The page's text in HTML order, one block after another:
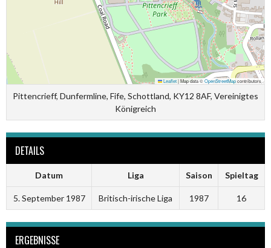
Leaflet|Map data ©OpenStreetMapcontributors
Pittencrieff, Dunfermline, Fife, Schottland, KY12 8AF, Vereinigtes
Königreich
DETAILS
Datum Liga Saison Spieltag
5. September 1987 Britisch-irische Liga 1987 16
ERGEBNISSE